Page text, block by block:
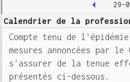
29-
Calendrier de la
Compte tenu de
mesures annoncées par
s'assurer de la tenue
présentés ci-dessous.